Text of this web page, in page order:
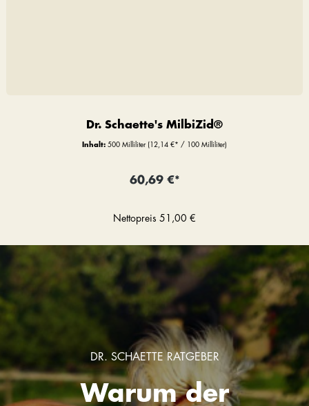
Dr. Schaette's MilbiZid®
Inhalt: 500 Milliliter (12,14 €* / 100 Milliliter)
60,69 €*
Nettopreis 51,00 €
DR. SCHAETTE RATGEBER
Warum der